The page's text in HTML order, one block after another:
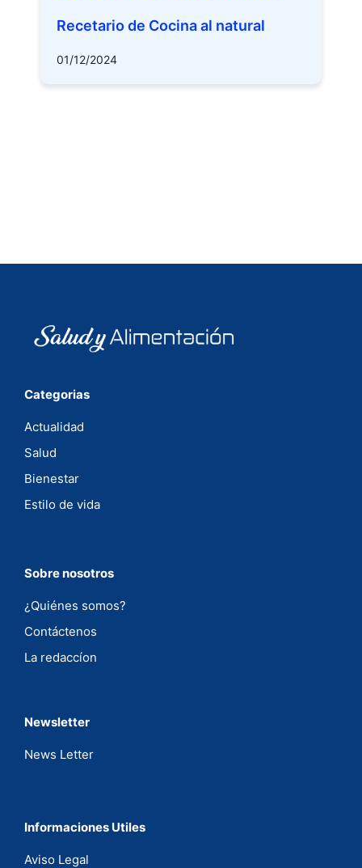
Recetario de Cocina al natural
01/12/2024
Categorias
Actualidad
Salud
Bienestar
Estilo de vida
Sobre nosotros
¿Quiénes somos?
Contáctenos
La redaccíon
Newsletter
News Letter
Informaciones Utiles
Aviso Legal